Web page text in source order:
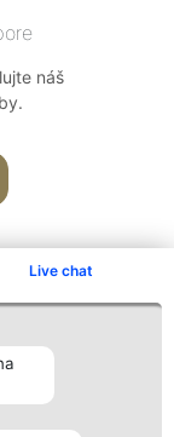
Live chat
náš